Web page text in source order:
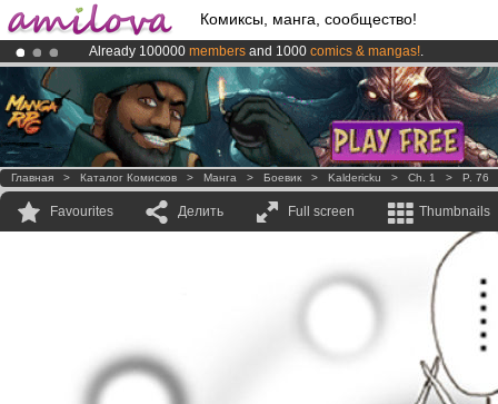
Комиксы, манга, сообщество!
Already 100000 members and 1000 comics & mangas!.
Premium membership from3.95 eurosper month !Get membership
AmilovaKickstarter is now LIVE!.
Главная > Каталог Комисков > Манга > Боевик > Kaldericku > Ch. 1 > P. 76
Favourites Делить Full screen Thumbnails